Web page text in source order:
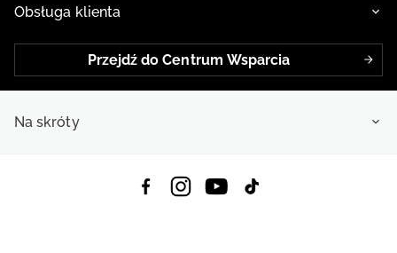
Obsługa klienta
Przejdź do Centrum Wsparcia
Na skróty